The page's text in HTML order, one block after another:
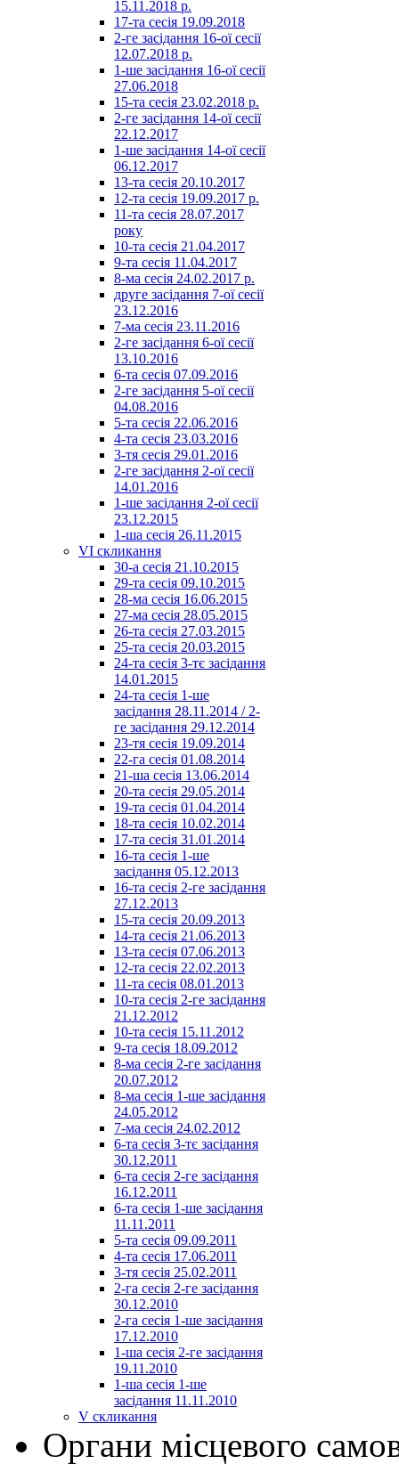
15.11.2018 р.
17-та сесія 19.09.2018
2-ге засідання 16-ої сесії
12.07.2018 р.
1-ше засідання 16-ої сесії
27.06.2018
15-та сесія 23.02.2018 р.
2-ге засідання 14-ої сесії
22.12.2017
1-ше засідання 14-ої сесії
06.12.2017
13-та сесія 20.10.2017
12-та сесія 19.09.2017 р.
11-та сесія 28.07.2017
року
10-та сесія 21.04.2017
9-та сесія 11.04.2017
8-ма сесія 24.02.2017 р.
друге засідання 7-ої сесії
23.12.2016
7-ма сесія 23.11.2016
2-ге засідання 6-ої сесії
13.10.2016
6-та сесія 07.09.2016
2-ге засідання 5-ої сесії
04.08.2016
5-та сесія 22.06.2016
4-та сесія 23.03.2016
3-тя сесія 29.01.2016
2-ге засідання 2-ої сесії
14.01.2016
1-ше засідання 2-ої сесії
23.12.2015
1-ша сесія 26.11.2015
VI скликання
30-а сесія 21.10.2015
29-та сесія 09.10.2015
28-ма сесія 16.06.2015
27-ма сесія 28.05.2015
26-та сесія 27.03.2015
25-та сесія 20.03.2015
24-та сесія 3-тє засідання
14.01.2015
24-та сесія 1-ше
засідання 28.11.2014 / 2-
ге засідання 29.12.2014
23-тя сесія 19.09.2014
22-га сесія 01.08.2014
21-ша сесія 13.06.2014
20-та сесія 29.05.2014
19-та сесія 01.04.2014
18-та сесія 10.02.2014
17-та сесія 31.01.2014
16-та сесія 1-ше
засідання 05.12.2013
16-та сесія 2-ге засідання
27.12.2013
15-та сесія 20.09.2013
14-та сесія 21.06.2013
13-та сесія 07.06.2013
12-та сесія 22.02.2013
11-та сесія 08.01.2013
10-та сесія 2-ге засідання
21.12.2012
10-та сесія 15.11.2012
9-та сесія 18.09.2012
8-ма сесія 2-ге засідання
20.07.2012
8-ма сесія 1-ше засідання
24.05.2012
7-ма сесія 24.02.2012
6-та сесія 3-тє засідання
30.12.2011
6-та сесія 2-ге засідання
16.12.2011
6-та сесія 1-ше засідання
11.11.2011
5-та сесія 09.09.2011
4-та сесія 17.06.2011
3-тя сесія 25.02.2011
2-га сесія 2-ге засідання
30.12.2010
2-га сесія 1-ше засідання
17.12.2010
1-ша сесія 2-ге засідання
19.11.2010
1-ша сесія 1-ше
засідання 11.11.2010
V скликання
Органи місцевого